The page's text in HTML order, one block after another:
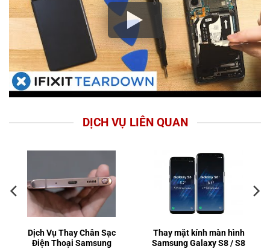
DỊCH VỤ LIÊN QUAN
Dịch Vụ Thay Chân Sạc
Điện Thoại Samsung
Thay mặt kính màn hình
Samsung Galaxy S8 / S8